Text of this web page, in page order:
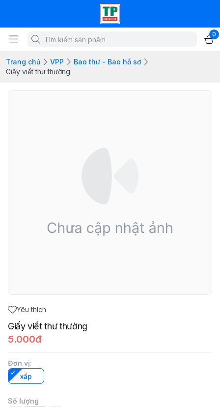
0
Trang chủ VPP
Bao thư - Bao hồ sơ
Giấy viết thư thường
Yêu thích
Giấy viết thư thường
5.000đ
Đơn vị:
xấp
Số lượng